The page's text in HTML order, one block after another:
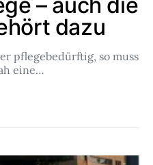
dazu
pflegebedürftig, so muss
eine…